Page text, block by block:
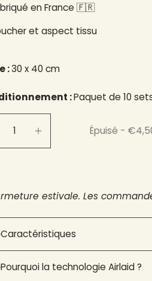
en France 🇫🇷​
et aspect tissu
:30 x 40 cm
:Paquet de 10
Épuisé -
estivale. Les
Caractéristiques
Pourquoi la technologie Airlaid ?